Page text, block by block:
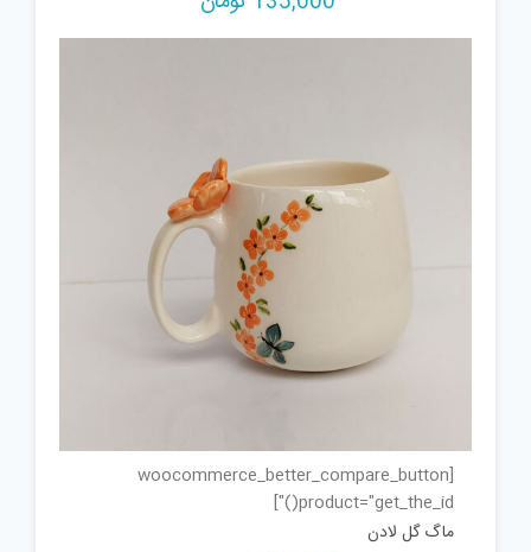
[woocommerce_better_compare_button
product="get_the_id()"]
ماگ گل لادن